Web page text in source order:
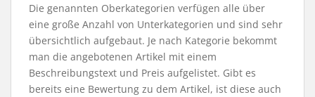
Die genannten Oberkategorien verfügen alle über
eine große Anzahl von Unterkategorien und sind sehr
übersichtlich aufgebaut. Je nach Kategorie bekommt
man die angebotenen Artikel mit einem
Beschreibungstext und Preis aufgelistet. Gibt es
bereits eine Bewertung zu dem Artikel, ist diese auch